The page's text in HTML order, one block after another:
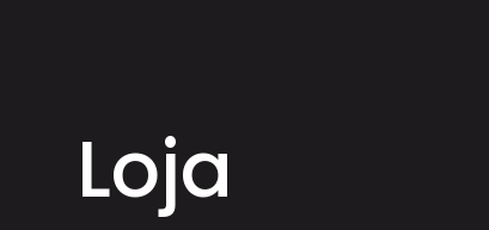
Loja